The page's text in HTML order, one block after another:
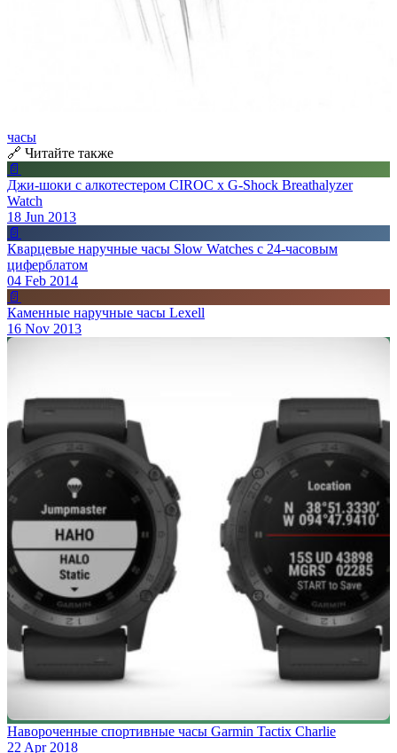
часы
🔗 Читайте также
📄
Джи-шоки с алкотестером CIROC x G-Shock Breathalyzer
Watch
18 Jun 2013
📄
Кварцевые наручные часы Slow Watches с 24-часовым
циферблатом
04 Feb 2014
📄
Каменные наручные часы Lexell
16 Nov 2013
Навороченные спортивные часы Garmin Tactix Charlie
22 Apr 2018